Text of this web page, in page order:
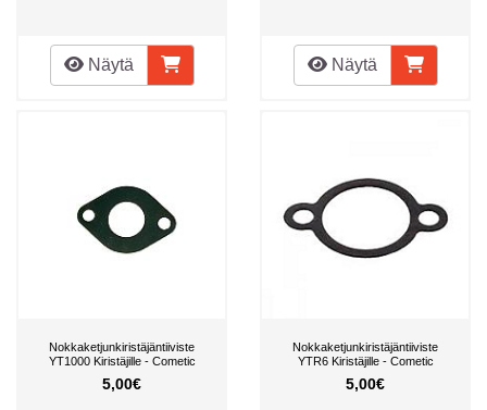
Näytä Näytä
Nokkaketjunkiristäjäntiiviste
YT1000 Kiristäjille - Cometic
5,00€
Nokkaketjunkiristäjäntiiviste
YTR6 Kiristäjille - Cometic
5,00€